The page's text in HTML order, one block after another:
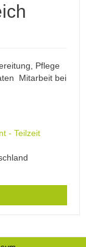
Pflege
Mitarbeit bei
- Teilzeit